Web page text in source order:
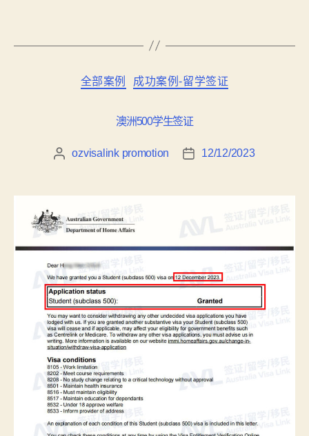
全部案例 成功案例-留学签证
澳洲500学生签证
ozvisalink promotion 12/12/2023